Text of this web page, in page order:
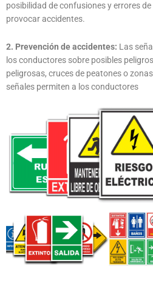
posibilidad de confusiones y errores
provocar accidentes.
2. Prevención de accidentes: Las
los conductores sobre posibles
peligrosas, cruces de peatones o
señales permiten a los conductores